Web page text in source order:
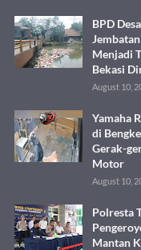
BPD
Menjadi
Bekasi
August 10,
Yamaha
di
Gerak-
Motor
August 10,
Polresta
Mantan